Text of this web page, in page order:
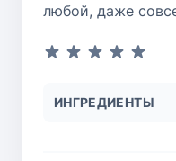
любой, даже
ИНГРЕДИЕНТЫ